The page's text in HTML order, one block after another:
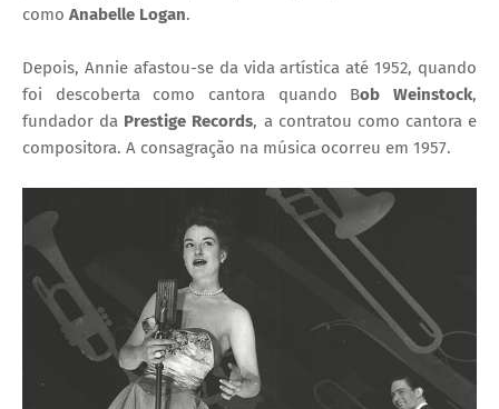
como Anabelle Logan.
Depois, Annie afastou-se da vida artística até 1952, quando
foi descoberta como cantora quando Bob Weinstock,
fundador da Prestige Records, a contratou como cantora e
compositora. A consagração na música ocorreu em 1957.